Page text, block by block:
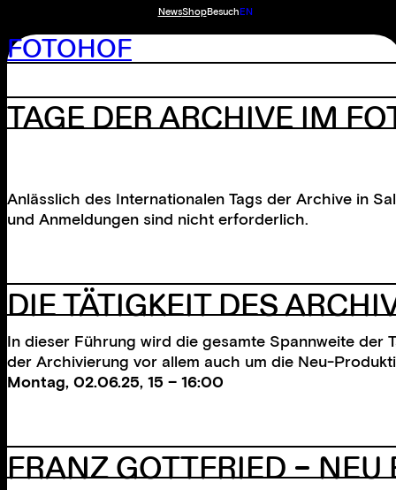
NewsShopBesuchEN
FOTOHOF
TAGE DER ARCHIVE IM
Anlässlich des Internationalen Tags der Archive in
und Anmeldungen sind nicht erforderlich.
DIE TÄTIGKEIT DES
In dieser Führung wird die gesamte Spannweite der
der Archivierung vor allem auch um die Neu-
Montag, 02.06.25, 15 – 16:00
FRANZ GOTTFRIED – NEU